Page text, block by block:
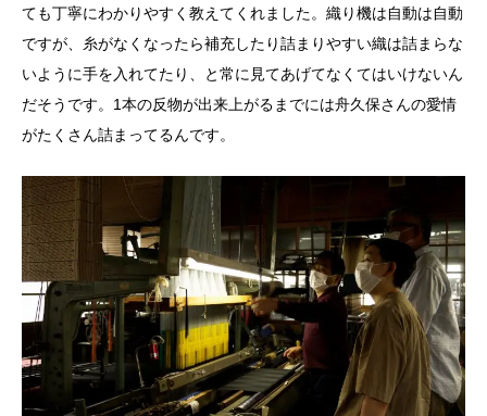
ても丁寧にわかりやすく教えてくれました。織り機は自動は自動
ですが、糸がなくなったら補充したり詰まりやすい織は詰まらな
いように手を入れてたり、と常に見てあげてなくてはいけないん
だそうです。1本の反物が出来上がるまでには舟久保さんの愛情
がたくさん詰まってるんです。